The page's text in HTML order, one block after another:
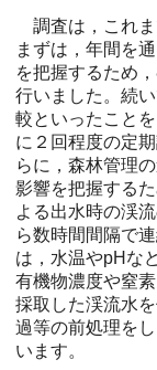
調査は，これま
まずは，年間を
を把握するため
行いました。続
較といったこと
に２回程度の定
らに，森林管理
影響を把握する
よる出水時の渓
ら数時間間隔で
は，水温やpHな
有機物濃度や窒
採取した渓流水
過等の前処理を
います。